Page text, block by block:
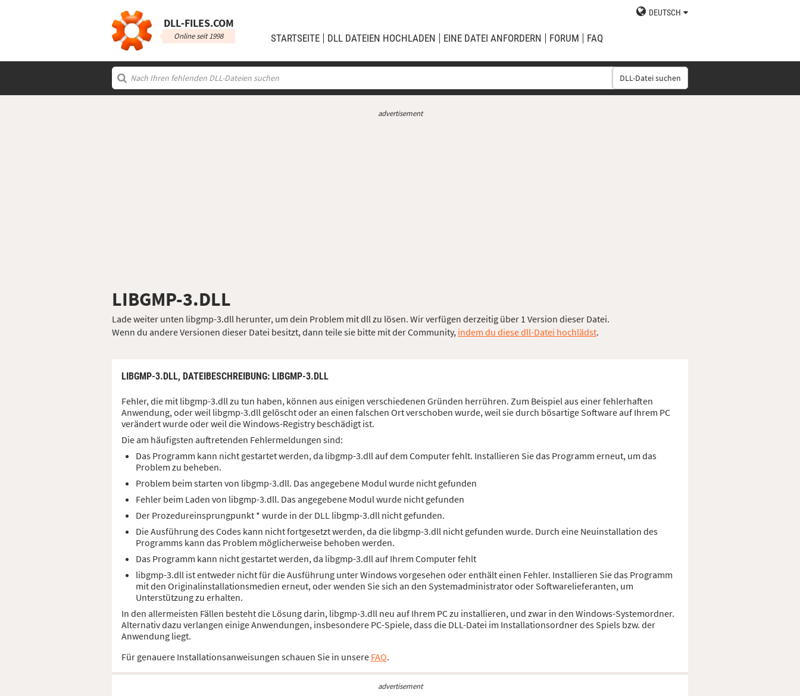
DLL‑FILES.COM
Online seit 1998
DEUTSCH
STARTSEITE DLL DATEIEN HOCHLADEN EINE DATEI ANFORDERN FORUM FAQ
DLL-Datei suchen
advertisement
LIBGMP-3.DLL
Lade weiter unten libgmp-3.dll herunter, um dein Problem mit dll zu lösen. Wir verfügen derzeitig über 1 Version dieser Datei.
Wenn du andere Versionen dieser Datei besitzt, dann teile sie bitte mit der Community, indem du diese dll-Datei hochlädst.
LIBGMP-3.DLL, DATEIBESCHREIBUNG: LIBGMP-3.DLL
Fehler, die mit libgmp-3.dll zu tun haben, können aus einigen verschiedenen Gründen herrühren. Zum Beispiel aus einer fehlerhaften
Anwendung, oder weil libgmp-3.dll gelöscht oder an einen falschen Ort verschoben wurde, weil sie durch bösartige Software auf Ihrem PC
verändert wurde oder weil die Windows-Registry beschädigt ist.
Die am häufigsten auftretenden Fehlermeldungen sind:
Das Programm kann nicht gestartet werden, da libgmp-3.dll auf dem Computer fehlt. Installieren Sie das Programm erneut, um das
Problem zu beheben.
Problem beim starten von libgmp-3.dll. Das angegebene Modul wurde nicht gefunden
Fehler beim Laden von libgmp-3.dll. Das angegebene Modul wurde nicht gefunden
Der Prozedureinsprungpunkt * wurde in der DLL libgmp-3.dll nicht gefunden.
Die Ausführung des Codes kann nicht fortgesetzt werden, da die libgmp-3.dll nicht gefunden wurde. Durch eine Neuinstallation des
Programms kann das Problem möglicherweise behoben werden.
Das Programm kann nicht gestartet werden, da libgmp-3.dll auf Ihrem Computer fehlt
libgmp-3.dll ist entweder nicht für die Ausführung unter Windows vorgesehen oder enthält einen Fehler. Installieren Sie das Programm
mit den Originalinstallationsmedien erneut, oder wenden Sie sich an den Systemadministrator oder Softwarelieferanten, um
Unterstützung zu erhalten.
In den allermeisten Fällen besteht die Lösung darin, libgmp-3.dll neu auf Ihrem PC zu installieren, und zwar in den Windows-Systemordner.
Alternativ dazu verlangen einige Anwendungen, insbesondere PC-Spiele, dass die DLL-Datei im Installationsordner des Spiels bzw. der
Anwendung liegt.
Für genauere Installationsanweisungen schauen Sie in unsere FAQ.
advertisement